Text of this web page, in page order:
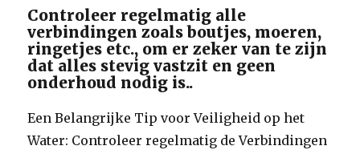
Controleer regelmatig alle
verbindingen zoals boutjes, moeren,
ringetjes etc., om er zeker van te zijn
dat alles stevig vastzit en geen
onderhoud nodig is..
Een Belangrijke Tip voor Veiligheid op het
Water: Controleer regelmatig de Verbindingen